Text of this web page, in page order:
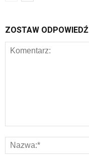
ZOSTAW ODPOWIEDŹ